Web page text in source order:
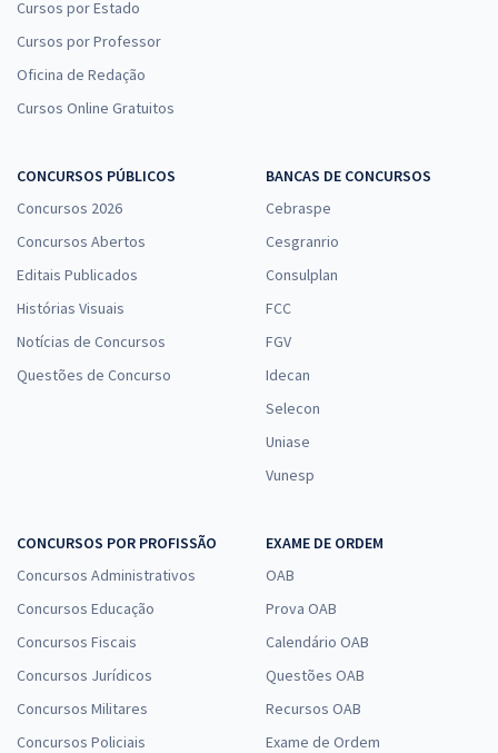
Cursos por Estado
Cursos por Professor
Oficina de Redação
Cursos Online Gratuitos
CONCURSOS PÚBLICOS
Concursos 2026
Concursos Abertos
Editais Publicados
Histórias Visuais
Notícias de Concursos
Questões de Concurso
BANCAS DE CONCURSOS
Cebraspe
Cesgranrio
Consulplan
FCC
FGV
Idecan
Selecon
Uniase
Vunesp
CONCURSOS POR PROFISSÃO
Concursos Administrativos
Concursos Educação
Concursos Fiscais
Concursos Jurídicos
Concursos Militares
Concursos Policiais
EXAME DE ORDEM
OAB
Prova OAB
Calendário OAB
Questões OAB
Recursos OAB
Exame de Ordem